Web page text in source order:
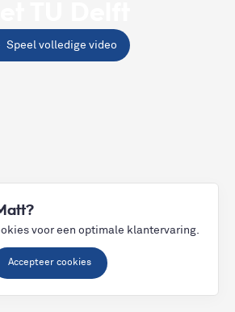
Speel volledige video
voor een optimale klantervaring.
Accepteer cookies